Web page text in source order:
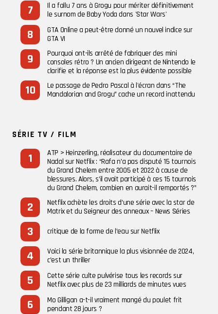
Il a fallu 7 ans à Grogu pour mériter définitivement
le surnom de Baby Yoda dans 'Star Wars'
GTA Online a peut-être donné un nouvel indice sur
GTA VI
Pourquoi ont-ils arrêté de fabriquer des mini
consoles rétro ? Un ancien dirigeant de Nintendo le
clarifie et la réponse est la plus évidente possible
Le passage de Pedro Pascal à l'écran dans “The
Mandalorian and Grogu” cache un record inattendu
SÉRIE TV / FILM
ATP > Heinzerling, réalisateur du documentaire de
Nadal sur Netflix : “Rafa n’a pas disputé 15 tournois
du Grand Chelem entre 2005 et 2022 à cause de
blessures. Alors, s’il avait participé à ces 15 tournois
du Grand Chelem, combien en aurait-il remportés ?”
Netflix achète les droits d’une série avec la star de
Matrix et du Seigneur des anneaux – News Séries
critique de la forme de l’eau sur Netflix
Voici la série britannique la plus visionnée de 2024,
c’est un thriller
Cette série culte pulvérise tous les records sur
Netflix avec plus de 23 milliards de minutes vues
Mo Gilligan a-t-il vraiment mangé du poulet frit
pendant 28 jours ?